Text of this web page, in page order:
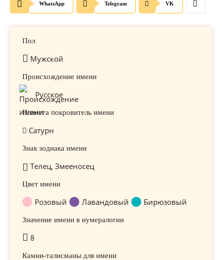
WhatsApp Telegram VK
Пол
Мужской
Происхождение имени
Русское
Планета покровитель имени
Сатурн
Знак зодиака имени
Телец, Змееносец
Цвет имени
Розовый Лавандовый Бирюзовый
Значение имени в нумералогии
8
Камни-талисманы для имени